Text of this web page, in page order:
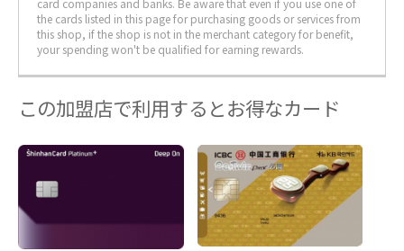
card companies and banks. Be aware that even if you use one of
the cards listed in this page for purchasing goods or services from
this shop, if the shop is not in the merchant category for benefit,
your spending won't be qualified for earning rewards.
この加盟店で利用するとお得なカード